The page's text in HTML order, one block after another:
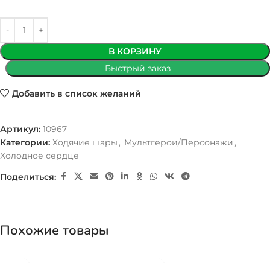
В КОРЗИНУ
Быстрый заказ
Добавить в список желаний
Артикул: 10967
Категории: Ходячие шары , Мультгерои/Персонажи ,
Холодное сердце
Поделиться:
Похожие товары